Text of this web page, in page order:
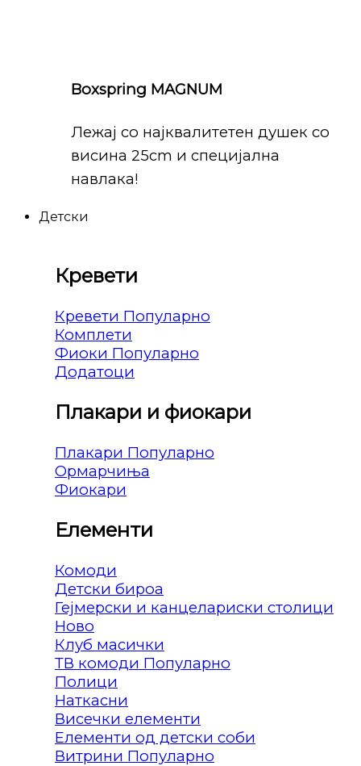
Boxspring MAGNUM
Лежај со најквалитетен душек со
висина 25cm и специјална
навлака!
Детски
Кревети
Кревети
Комплети
Фиоки
Додатоци
Плакари и фиокари
Плакари
Ормарчиња
Фиокари
Елементи
Комоди
Детски бироа
Гејмерски и канцелариски столици
Клуб масички
ТВ комоди
Полици
Наткасни
Висечки елементи
Елементи од детски соби
Витрини